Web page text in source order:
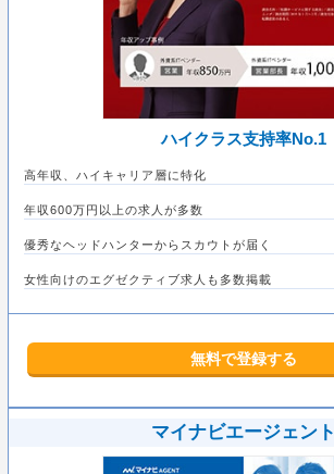
ハイクラス支持率No.1
高年収、ハイキャリア層に特化
年収600万円以上の求人が多数
優秀なヘッドハンターからスカウトが届く
女性向けのエグゼクティブ求人も多数掲載
無料で登録する
マイナビエージェント